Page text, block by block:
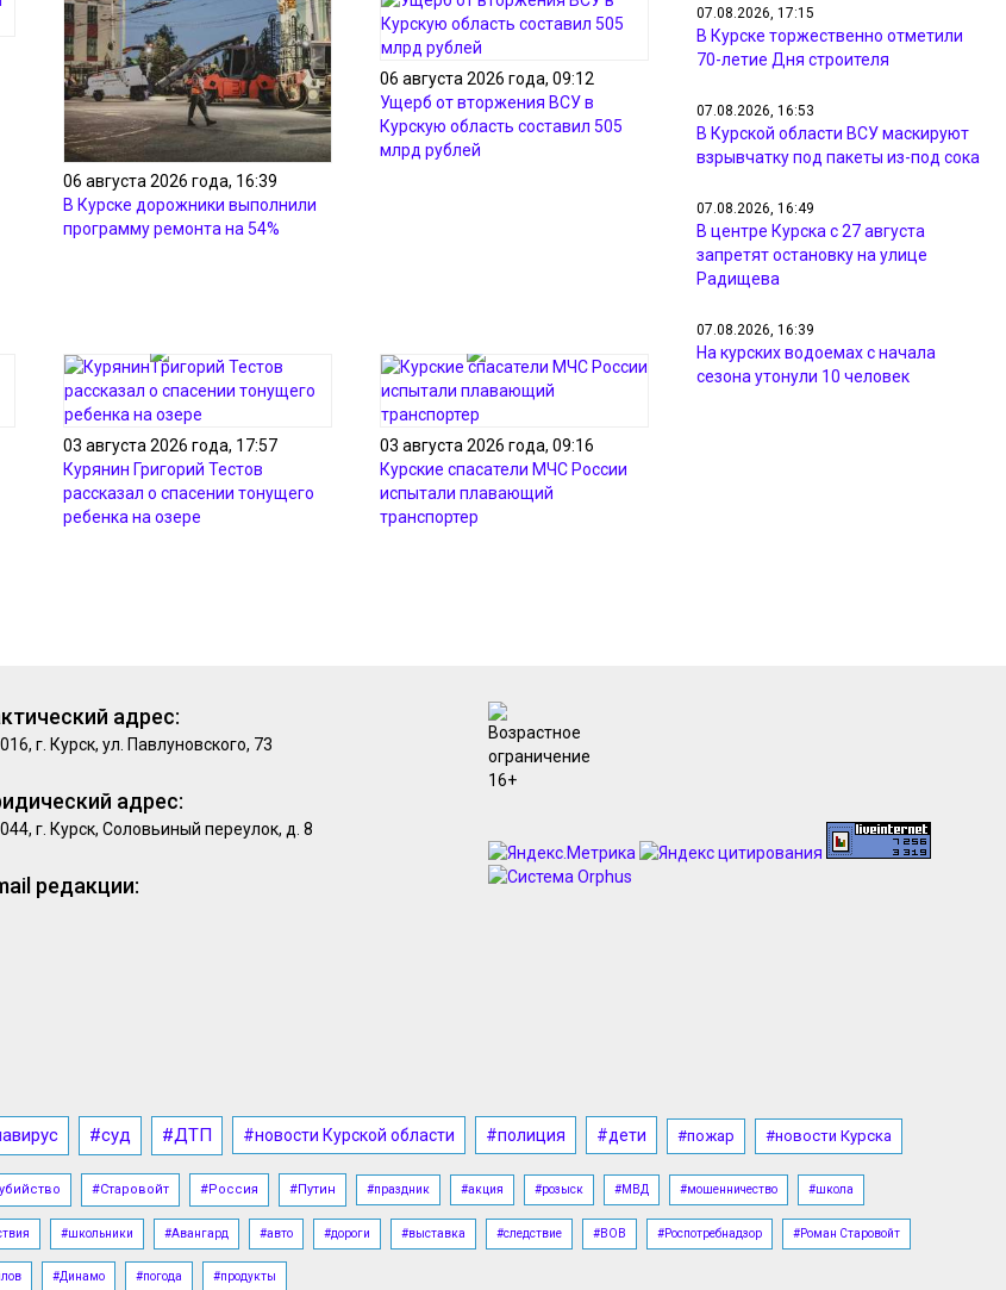
06 августа 2026 года, 16:39
В Курске дорожники выполнили
программу ремонта на 54%
06 августа 2026 года, 09:12
Ущерб от вторжения ВСУ в
Курскую область составил 505
млрд рублей
03 августа 2026 года, 17:57
Курянин Григорий Тестов
рассказал о спасении тонущего
ребенка на озере
03 августа 2026 года, 09:16
Курские спасатели МЧС России
испытали плавающий
транспортер
07.08.2026, 17:15
В Курске торжественно отметили
70-летие Дня строителя
07.08.2026, 16:53
В Курской области ВСУ маскируют
взрывчатку под пакеты из-под сока
07.08.2026, 16:49
В центре Курска с 27 августа
запретят остановку на улице
Радищева
07.08.2026, 16:39
На курских водоемах с начала
сезона утонули 10 человек
07.08.2026, 13:31
Бизнес вложил в Курскую область
почти 221 млрд рублей инвестиций
за год
07.08.2026, 13:30
адрес:
г. Курск, ул. Павлуновского, 73
адрес:
г. Курск, Соловьиный переулок, д. 8
редакции:
#суд #ДТП #новости Курской области #полиция #дети #пожар #новости Курска
#Старовойт #Россия #Путин #праздник #акция #розыск #МВД #мошенничество #школа
#школьники #Авангард #авто #дороги #выставка #следствие #ВОВ #Роспотребнадзор #Роман Старовойт
#Динамо #погода #продукты